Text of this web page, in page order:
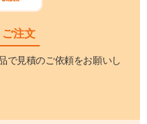
注文
で見積のご依頼をお願いし